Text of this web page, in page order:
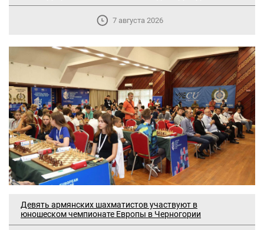
7 августа 2026
Девять армянских шахматистов участвуют в
юношеском чемпионате Европы в Черногории